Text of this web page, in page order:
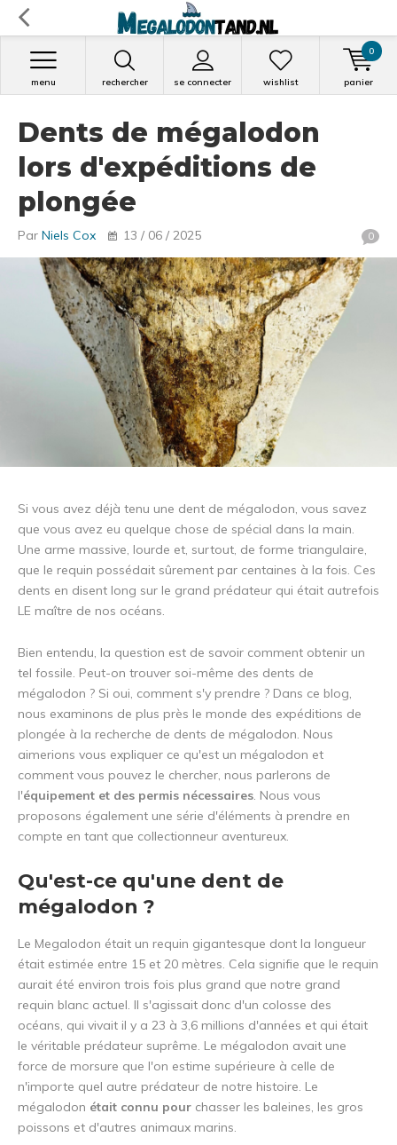
rechercher se connecter
menu wishlist panier
0
Dents de mégalodon
lors d'expéditions de
plongée
Par Niels Cox 13 / 06 / 2025 0
Si vous avez déjà tenu une dent de mégalodon, vous savez
que vous avez eu quelque chose de spécial dans la main.
Une arme massive, lourde et, surtout, de forme triangulaire,
que le requin possédait sûrement par centaines à la fois. Ces
dents en disent long sur le grand prédateur qui était autrefois
LE maître de nos océans.
Bien entendu, la question est de savoir comment obtenir un
tel fossile. Peut-on trouver soi-même des dents de
mégalodon ? Si oui, comment s'y prendre ? Dans ce blog,
nous examinons de plus près le monde des expéditions de
plongée à la recherche de dents de mégalodon. Nous
aimerions vous expliquer ce qu'est un mégalodon et
comment vous pouvez le chercher, nous parlerons de
l'équipement et des permis nécessaires. Nous vous
proposons également une série d'éléments à prendre en
compte en tant que collectionneur aventureux.
Qu'est-ce qu'une dent de
mégalodon ?
Le Megalodon était un requin gigantesque dont la longueur
était estimée entre 15 et 20 mètres. Cela signifie que le requin
aurait été environ trois fois plus grand que notre grand
requin blanc actuel. Il s'agissait donc d'un colosse des
océans, qui vivait il y a 23 à 3,6 millions d'années et qui était
le véritable prédateur suprême. Le mégalodon avait une
force de morsure que l'on estime supérieure à celle de
n'importe quel autre prédateur de notre histoire. Le
mégalodon était connu pour chasser les baleines, les gros
poissons et d'autres animaux marins.